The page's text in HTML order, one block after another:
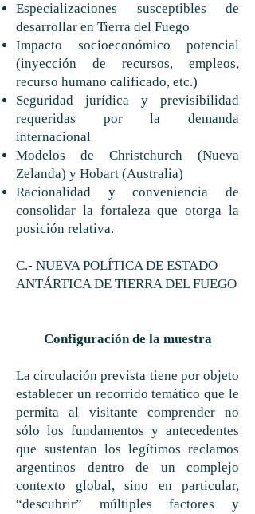
Especializaciones susceptibles de
desarrollar en Tierra del Fuego
Impacto socioeconómico potencial
(inyección de recursos, empleos,
recurso humano calificado, etc.)
Seguridad jurídica y previsibilidad
requeridas por la demanda
internacional
Modelos de Christchurch (Nueva
Zelanda) y Hobart (Australia)
Racionalidad y conveniencia de
consolidar la fortaleza que otorga la
posición relativa.
C.- NUEVA POLÍTICA DE ESTADO
ANTÁRTICA DE TIERRA DEL FUEGO
Configuración de la muestra
La circulación prevista tiene por objeto
establecer un recorrido temático que le
permita al visitante comprender no
sólo los fundamentos y antecedentes
que sustentan los legítimos reclamos
argentinos dentro de un complejo
contexto global, sino en particular,
“descubrir” múltiples factores y